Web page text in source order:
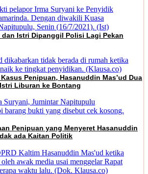
dan Istri Dipanggil Polisi Lagi Pekan
Penipuan, Hasanuddin Mas’ud Dua
Liburan ke Bontang
Penipuan yang Menyeret Hasanuddin
ada Kaitan Politik